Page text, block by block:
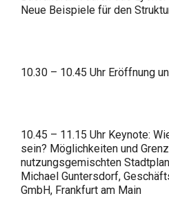
Neue Beispiele für den
10.30 – 10.45 Uhr Eröffnung
10.45 – 11.15 Uhr Keynote:
sein? Möglichkeiten und
nutzungsgemischten
Michael Guntersdorf,
GmbH, Frankfurt am Main